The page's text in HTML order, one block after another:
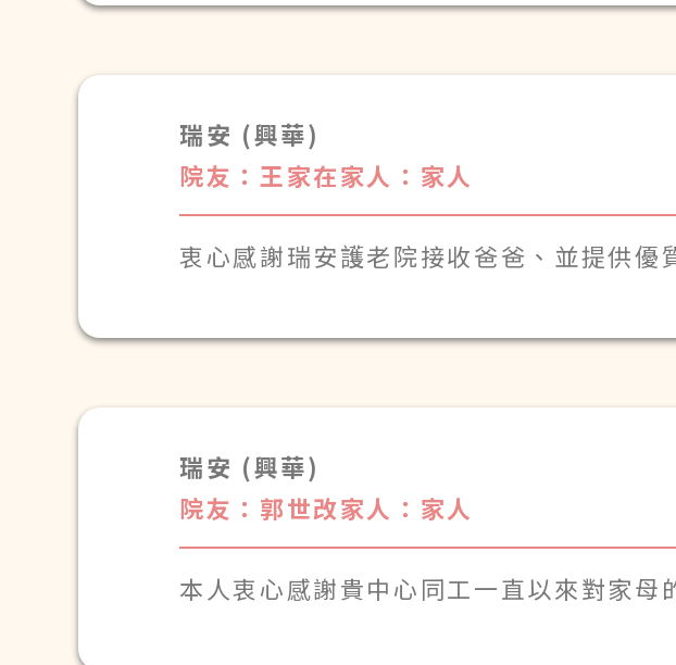
謝謝妳過去對爸爸的照顧
因爸爸很喜歡哼多少柔情多少淚這首歌
我們也希望通過這首曲的旋律
把祝福送給妳
瑞安 (興華)
院友：王家在家人：家人
衷心感謝瑞安護老院接收爸爸、並提供
爸能平安喜樂地渡過晚年，家人也能安心
瑞安 (興華)
院友：郭世改家人：家人
本人衷心感謝貴中心同工一直以來對家母
回望過去家母入住近兩年，由初期未能